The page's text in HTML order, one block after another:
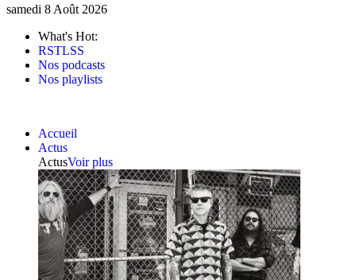
samedi 8 Août 2026
What's Hot:
RSTLSS
Nos podcasts
Nos playlists
Accueil
Actus
ActusVoir plus